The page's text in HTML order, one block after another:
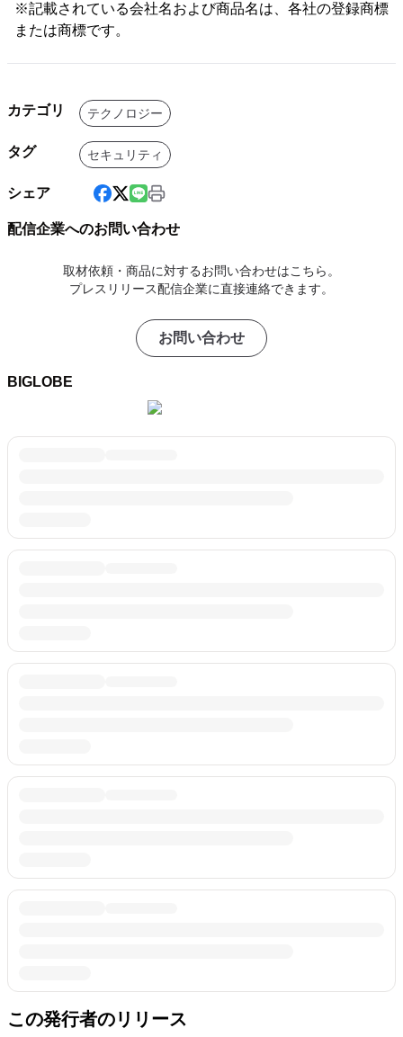
※記載されている会社名および商品名は、各社の登録商標
または商標です。
カテゴリ テクノロジー
タグ セキュリティ
シェア
配信企業へのお問い合わせ
取材依頼・商品に対するお問い合わせはこちら。
プレスリリース配信企業に直接連絡できます。
お問い合わせ
BIGLOBE
この発行者のリリース